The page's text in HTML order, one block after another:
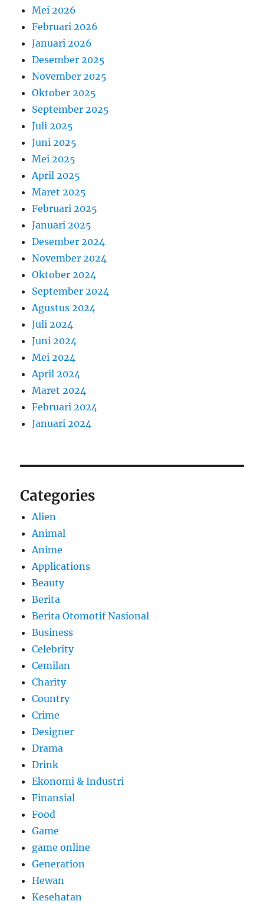
Mei 2026
Februari 2026
Januari 2026
Desember 2025
November 2025
Oktober 2025
September 2025
Juli 2025
Juni 2025
Mei 2025
April 2025
Maret 2025
Februari 2025
Januari 2025
Desember 2024
November 2024
Oktober 2024
September 2024
Agustus 2024
Juli 2024
Juni 2024
Mei 2024
April 2024
Maret 2024
Februari 2024
Januari 2024
Categories
Alien
Animal
Anime
Applications
Beauty
Berita
Berita Otomotif Nasional
Business
Celebrity
Cemilan
Charity
Country
Crime
Designer
Drama
Drink
Ekonomi & Industri
Finansial
Food
Game
game online
Generation
Hewan
Kesehatan